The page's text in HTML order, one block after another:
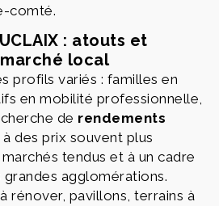
comté.
: atouts et
local
profils variés : familles en
en mobilité professionnelle,
de rendements
des prix souvent plus
tendus et à un cadre
agglomérations.
rénover, pavillons, terrains à